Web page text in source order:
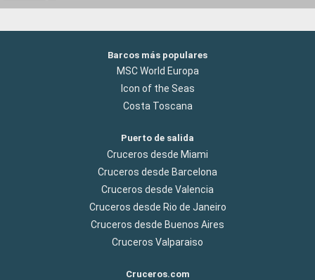
Barcos más populares
MSC World Europa
Icon of the Seas
Costa Toscana
Puerto de salida
Cruceros desde Miami
Cruceros desde Barcelona
Cruceros desde Valencia
Cruceros desde Rio de Janeiro
Cruceros desde Buenos Aires
Cruceros Valparaiso
Cruceros.com